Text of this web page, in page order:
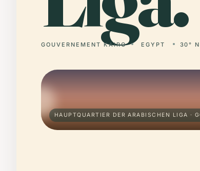
GOUVERNEMENT KAIRO EGYPT 30°
HAUPTQUARTIER DER ARABISCHEN LIGA ·